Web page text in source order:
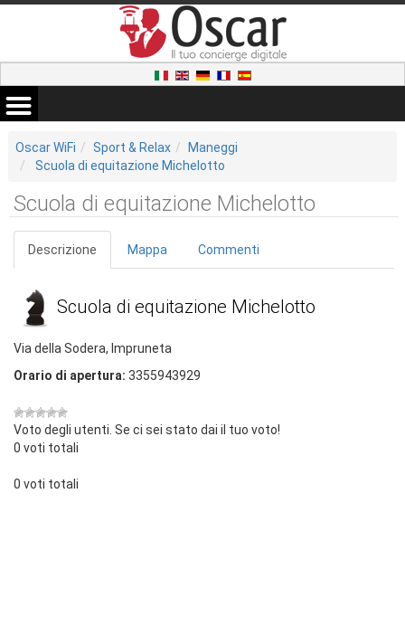
Oscar WiFi Sport & Relax
Maneggi
Scuola di equitazione Michelotto
Scuola di equitazione Michelotto
Descrizione Mappa Commenti
Scuola di equitazione Michelotto
Via della Sodera, Impruneta
Orario di apertura: 3355943929
Voto degli utenti. Se ci sei stato dai il tuo voto!
0 voti totali
0 voti totali